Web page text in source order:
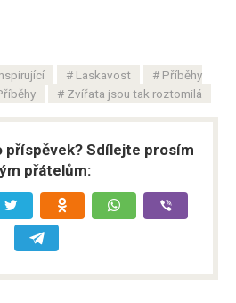
Laskavost
Příběhy
Zvířata jsou tak roztomilá
příspěvek? Sdílejte prosím
přátelům: